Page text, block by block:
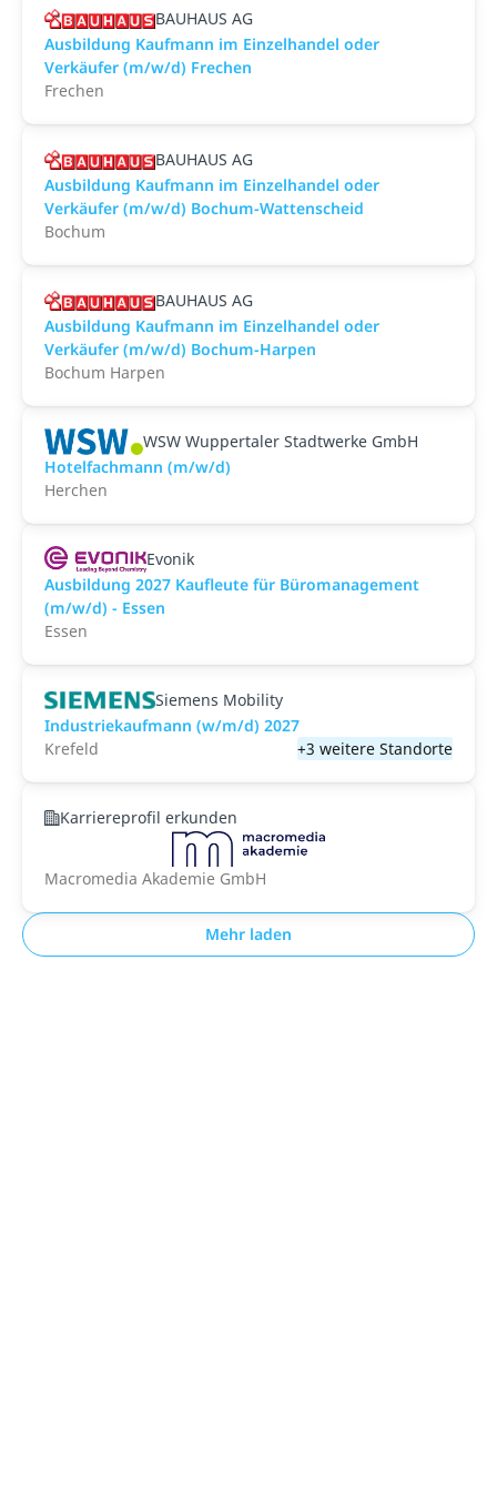
BAUHAUS AG
Ausbildung Kaufmann im Einzelhandel oder
Verkäufer (m/w/d) Frechen
Frechen
BAUHAUS AG
Ausbildung Kaufmann im Einzelhandel oder
Verkäufer (m/w/d) Bochum-Wattenscheid
Bochum
BAUHAUS AG
Ausbildung Kaufmann im Einzelhandel oder
Verkäufer (m/w/d) Bochum-Harpen
Bochum Harpen
WSW Wuppertaler Stadtwerke GmbH
Hotelfachmann (m/w/d)
Herchen
Evonik
Ausbildung 2027 Kaufleute für Büromanagement
(m/w/d) - Essen
Essen
Siemens Mobility
Industriekaufmann (w/m/d) 2027
Krefeld
+3 weitere Standorte
Karriereprofil erkunden
Macromedia Akademie GmbH
Mehr laden